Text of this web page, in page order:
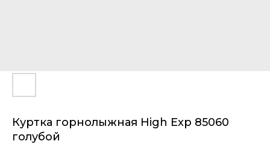
Куртка горнолыжная High Exp 85060
голубой